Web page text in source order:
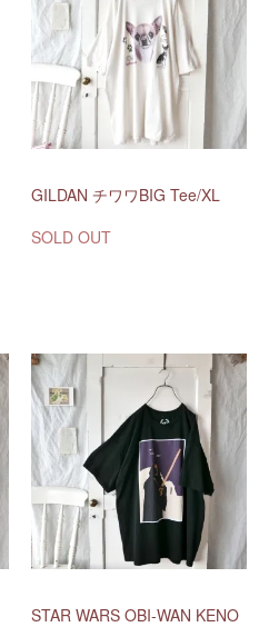
GILDAN チワワBIG Tee/XL
SOLD OUT
STAR WARS OBI-WAN KENO